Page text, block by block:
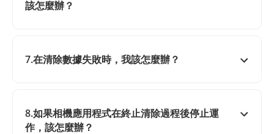
該怎麼辦？
7.在清除數據失敗時，我該怎麼辦？
8.如果相機應用程式在終止清除過程後停止運
作，該怎麼辦？